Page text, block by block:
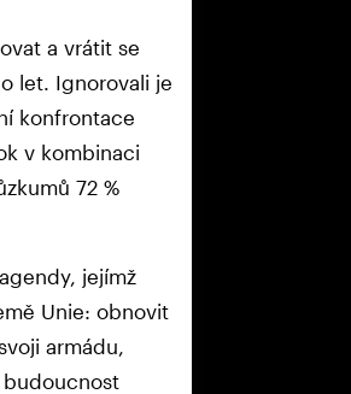
a vrátit se
let. Ignorovali je
konfrontace
v kombinaci
72 %
jejímž
Unie: obnovit
armádu,
budoucnost